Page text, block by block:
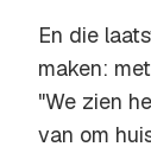
En die
maken:
"We zien
van om